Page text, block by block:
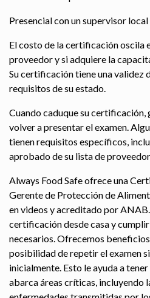
Presencial con un supervisor local
El costo de la certificación oscila
proveedor y si adquiere la
Su certificación tiene una validez
requisitos de su estado.
Cuando caduque su certificación,
volver a presentar el examen.
tienen requisitos específicos,
aprobado de su lista de
Always Food Safe ofrece una
Gerente de Protección de
en videos y acreditado por
certificación desde casa y
necesarios. Ofrecemos
posibilidad de repetir el examen
inicialmente. Esto le ayuda a
abarca áreas críticas, incluyendo